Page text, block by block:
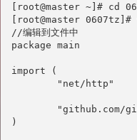
[root@master ~]# cd
[root@master 0607tz]#
//编辑到文件中
package main
import (
"net/http"
"github.com/gin-
)